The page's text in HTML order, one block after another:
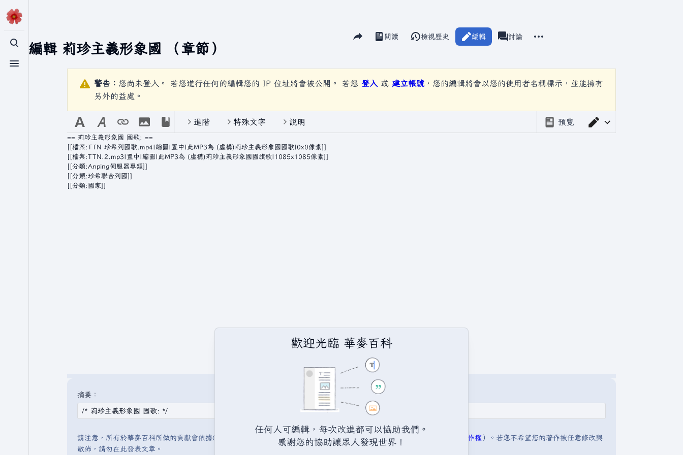
切換搜尋
切換選單
正在編輯 莉珍主義形象國 （章節）
分享此頁面
視圖閱讀 編輯
檢視歷史 associated-pages
頁面
討論
警告： 您尚未登入。 若您進行任何的編輯您的 IP 位址將會被公開。 若您 登入 或 建立帳號 ，您的編輯將會以您的使用者名稱標示，並能擁有
另外的益處。
預覽
切換編輯器
進階 特殊文字 說明
摘要：
請注意，所有於華麥百科所做的貢獻會依據CC BY-SA（創用CC 姓名標示─相同方式分享）授權條款發佈（詳情請見 說明:著作權 ）。若您不希望您的著作被任意修改與
散佈，請勿在此發表文章。
歡迎光臨 華麥百科
任何人可編輯，每次改進都可以協助我們。
感謝您的協助讓眾人發現世界！